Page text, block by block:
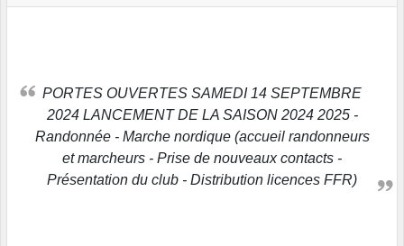
PORTES OUVERTES SAMEDI 14 SEPTEMBRE
2024 LANCEMENT DE LA SAISON 2024 2025 -
Randonnée - Marche nordique (accueil randonneurs
et marcheurs - Prise de nouveaux contacts -
Présentation du club - Distribution licences FFR)